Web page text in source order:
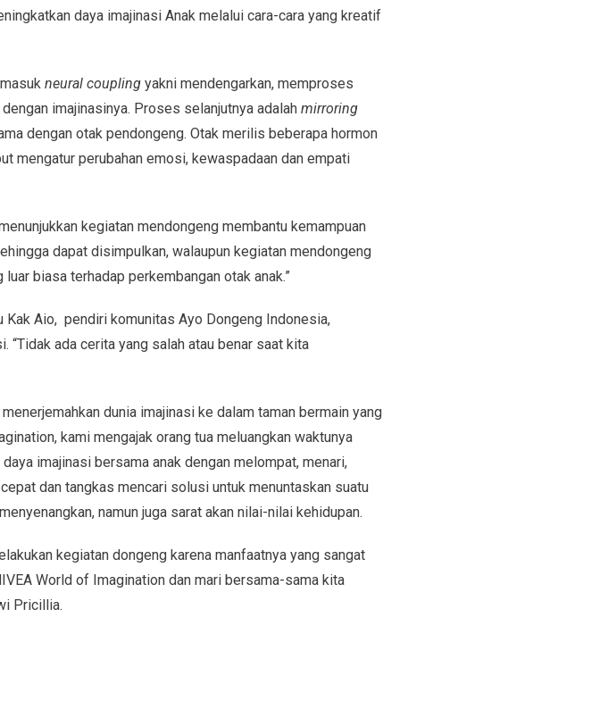
daya imajinasi Anak melalui cara-cara yang kreatif
neural couplingyakni mendengarkan, memproses
imajinasinya. Proses selanjutnya adalah mirroring
dengan otak pendongeng. Otak merilis beberapa hormon
mengatur perubahan emosi, kewaspadaan dan empati
kegiatan mendongeng membantu kemampuan
dapat disimpulkan, walaupun kegiatan mendongeng
biasa terhadap perkembangan otak anak.”
Aio, pendiri komunitas Ayo Dongeng Indonesia,
“Tidak ada cerita yang salah atau benar saat kita
dunia imajinasi ke dalam taman bermain yang
kami mengajak orang tua meluangkan waktunya
imajinasi bersama anak dengan melompat, menari,
dan tangkas mencari solusi untuk menuntaskan suatu
namun juga sarat akan nilai-nilai kehidupan.
kegiatan dongeng karena manfaatnya yang sangat
World of Imagination dan mari bersama-sama kita
Pricillia.